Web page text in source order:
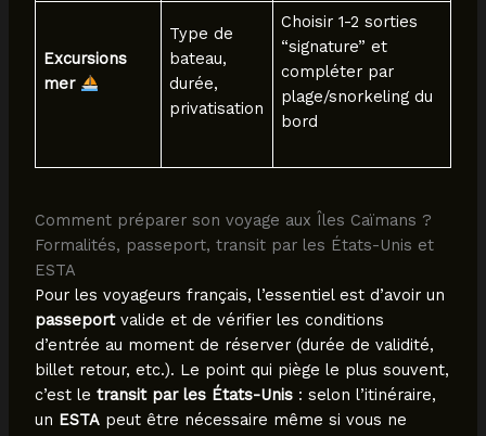
Excursions
mer
Type de
bateau,
durée,
privatisation
Choisir 1-2 sorties
“signature” et
compléter par
plage/snorkeling du
bord
Comment préparer son voyage aux Îles Caïmans ?
Formalités, passeport, transit par les États-Unis et
ESTA
Pour les voyageurs français, l’essentiel est d’avoir un
passeportvalide et de vérifier les conditions
d’entrée au moment de réserver (durée de validité,
billet retour, etc.). Le point qui piège le plus souvent,
c’est le transit par les États-Unis: selon l’itinéraire,
un ESTApeut être nécessaire même si vous ne